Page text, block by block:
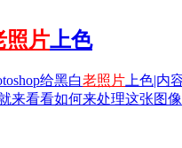
照片上色
给黑白老照片 上色|内
来看看如何来处理这张图